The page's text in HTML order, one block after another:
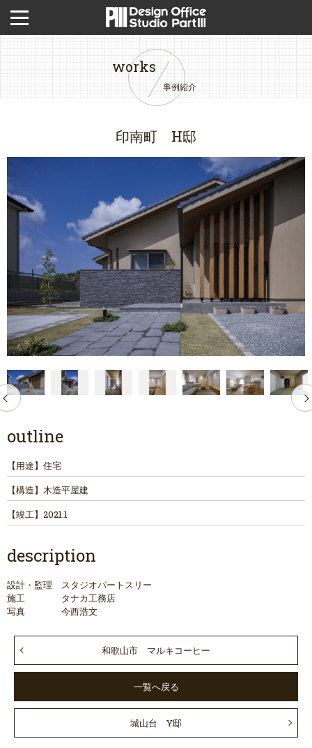
事例紹介
works
印南町 H邸
outline
【用途】 住宅
【構造】 木造平屋建
【竣工】 2021.1
description
設計・監理 スタジオパートスリー
施工 タナカ工務店
写真 今西浩文
和歌山市 マルキコーヒー
一覧へ戻る
城山台 Y邸